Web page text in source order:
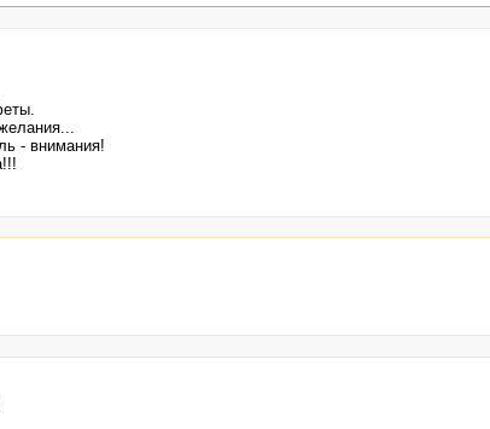
- внимания!